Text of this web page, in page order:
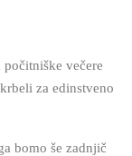
večere
za edinstveno
bomo še zadnjič